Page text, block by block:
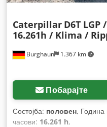
Burghaun 1.367 km
Caterpillar D6T LGP
16.261h / Klima /
Побарајте
Состојба: половен, Година
часови: 16.261 h,